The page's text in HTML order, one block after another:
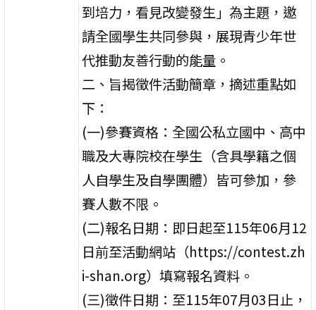
到培力，看見改變發生」為主題，邀
請全國學生共同參與，展現青少年世
代推動友善行動的能量。
二、旨揭徵件活動簡章，摘述重點如
下：
(一)參賽資格：全國公私立國中、高中
職及大專院校在學生（含具學籍之個
人自學生及自學團體）皆可參加，參
賽人數不限。
(二)報名日期：即日起至115年06月12
日前至活動網站（https://contest.zh
i-shan.org）填寫報名資料。
(三)徵件日期：至115年07月03日止，